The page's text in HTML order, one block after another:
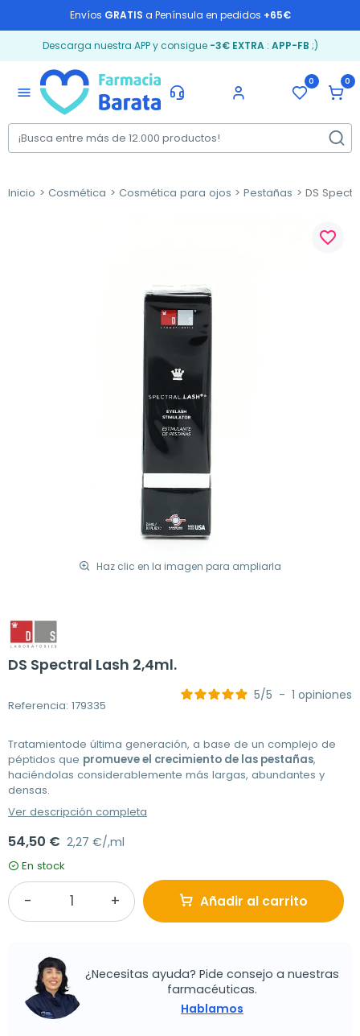
Envíos GRATIS a Península en pedidos +65€
Descarga nuestra APP y consigue -3€ EXTRA: APP-FB ;)
menu
0 0
Inicio Cosmética Cosmética para ojos Pestañas DS
Haz clic en la imagen para ampliarla
favorite_border
DS Spectral Lash 2,4ml.
Referencia: 179335
5/5 - 1 opiniones
Tratamientode última generación, a base de un complejo de
péptidos que promueve el crecimiento de las pestañas,
haciéndolas considerablemente más largas, abundantes y
densas.
Ver descripción completa
54,50 € 2,27 €/,ml
En stock
Añadir al carrito
¿Necesitas ayuda? Pide consejo a nuestras
farmacéuticas.
Hablamos